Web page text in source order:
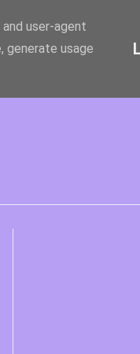
user-agent
generate usage